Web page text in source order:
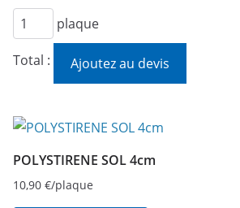
quantité
de
PLAQUE
BA13
-
120x300
plaque
Total : Ajoutez au devis
POLYSTIRENE SOL 4cm
10,90 €/plaque